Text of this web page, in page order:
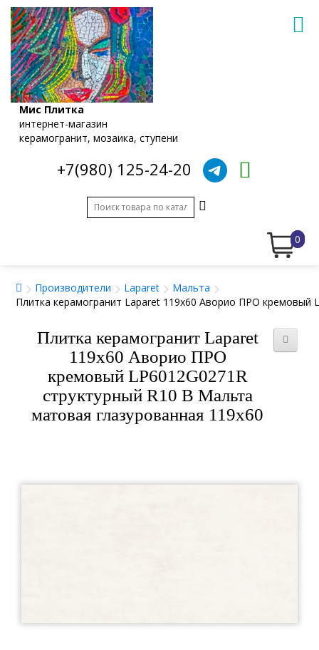
Мис Плитка
интернет-магазин
керамогранит, мозаика, ступени
+7(980) 125-24-20
0
Производители Laparet
Мальта
Плитка керамогранит Laparet 119x60 Аворио ПРО кремовый
Плитка керамогранит Laparet
119x60 Аворио ПРО
кремовый LP6012G0271R
структурный R10 B Мальта
матовая глазурованная 119x60